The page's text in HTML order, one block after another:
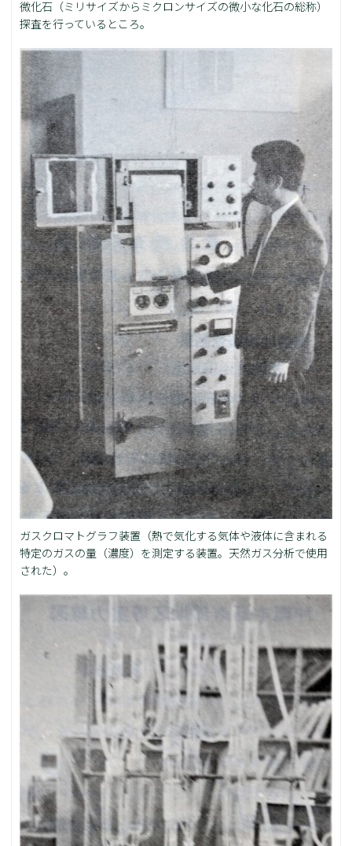
微化石（ミリサイズからミクロンサイズの微小な化石の総称）
探査を行っているところ。
ガスクロマトグラフ装置（熱で気化する気体や液体に含まれる
特定のガスの量（濃度）を測定する装置。天然ガス分析で使用
された）。